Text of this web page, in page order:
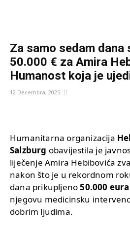
Za samo sedam dana
50.000 € za Amira
Humanost koja je
12 Decembra, 2025
Humanitarna organizacija
Salzburg obavijestila je
liječenje Amira Hebibovića
nakon što je u rekordnom
dana prikupljeno50.000 eura
njegovu medicinsku
dobrim ljudima.